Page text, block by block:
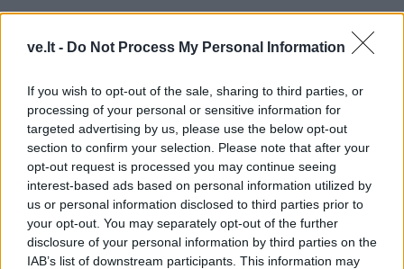
ve.lt - Do Not Process My Personal Information
If you wish to opt-out of the sale, sharing to third parties, or
processing of your personal or sensitive information for
targeted advertising by us, please use the below opt-out
section to confirm your selection. Please note that after your
opt-out request is processed you may continue seeing
interest-based ads based on personal information utilized by
us or personal information disclosed to third parties prior to
your opt-out. You may separately opt-out of the further
disclosure of your personal information by third parties on the
IAB’s list of downstream participants. This information may
Pasaulis
Zelenskis: balistinių
raketų perėmėjai galėjo
išgelbėti gyvybes
Pasaulis
Kas gali priversti Donaldą
Trumpą smogti Rusijai:
ekspertas atskleidė
netikėtą scenarijų